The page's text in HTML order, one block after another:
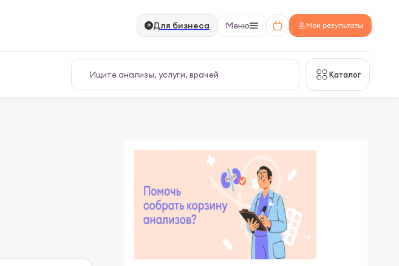
Для бизнеса Меню Мои результаты
Каталог